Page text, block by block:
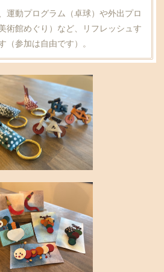
運動プログラム（卓球）や外出プロ
術館めぐり）など、リフレッシュす
（参加は自由です）。